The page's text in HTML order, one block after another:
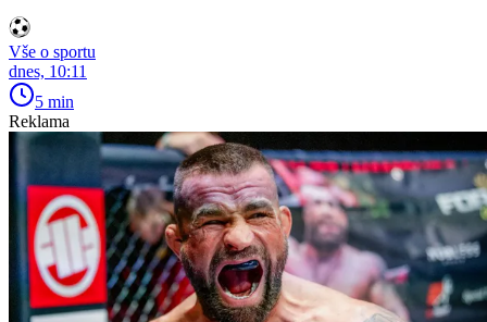
Vše o sportu
dnes, 10:11
5 min
Reklama